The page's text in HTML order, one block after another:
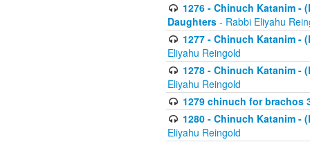
1276 - Chinuch Katanim -
Daughters - Rabbi Eliyahu
1277 - Chinuch Katanim -
Eliyahu Reingold
1278 - Chinuch Katanim -
Eliyahu Reingold
1279 chinuch for brachos
1280 - Chinuch Katanim -
Eliyahu Reingold